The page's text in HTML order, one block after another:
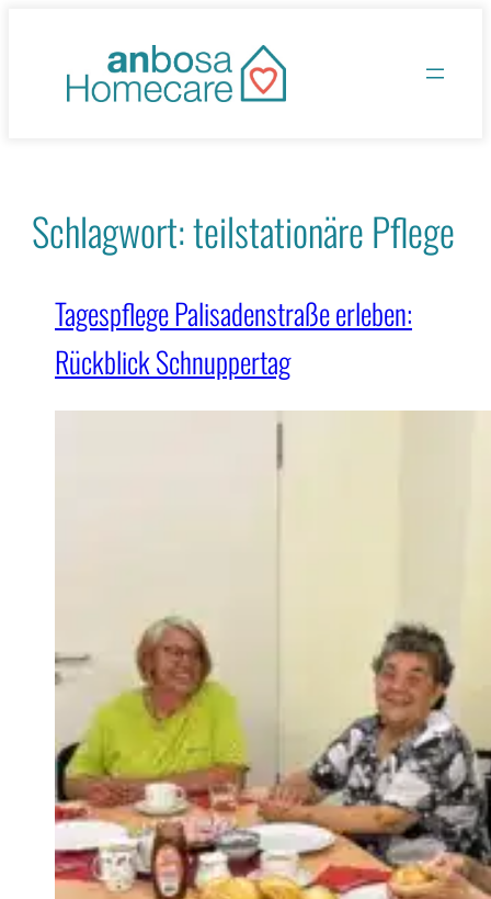
springen
Schlagwort:teilstationäre Pflege
Tagespflege Palisadenstraße erleben:
Rückblick Schnuppertag